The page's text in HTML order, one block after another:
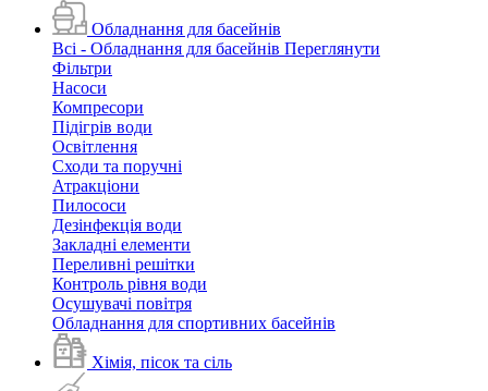
Обладнання для басейнів
Всі - Обладнання для басейнів Переглянути
Фільтри
Насоси
Компресори
Підігрів води
Освітлення
Сходи та поручні
Атракціони
Пилососи
Дезінфекція води
Закладні елементи
Переливні решітки
Контроль рівня води
Осушувачі повітря
Обладнання для спортивних басейнів
Хімія, пісок та сіль